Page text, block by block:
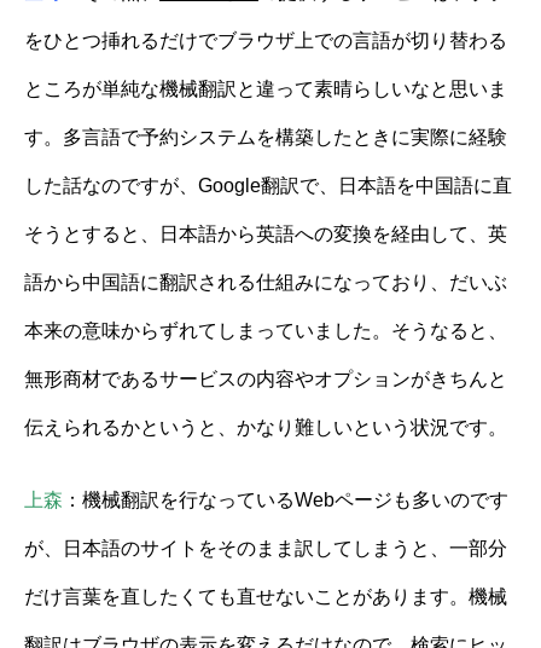
をひとつ挿れるだけでブラウザ上での言語が切り替わる
ところが単純な機械翻訳と違って素晴らしいなと思いま
す。多言語で予約システムを構築したときに実際に経験
した話なのですが、Google翻訳で、日本語を中国語に直
そうとすると、日本語から英語への変換を経由して、英
語から中国語に翻訳される仕組みになっており、だいぶ
本来の意味からずれてしまっていました。そうなると、
無形商材であるサービスの内容やオプションがきちんと
伝えられるかというと、かなり難しいという状況です。
上森 ：機械翻訳を行なっているWebページも多いのです
が、日本語のサイトをそのまま訳してしまうと、一部分
だけ言葉を直したくても直せないことがあります。機械